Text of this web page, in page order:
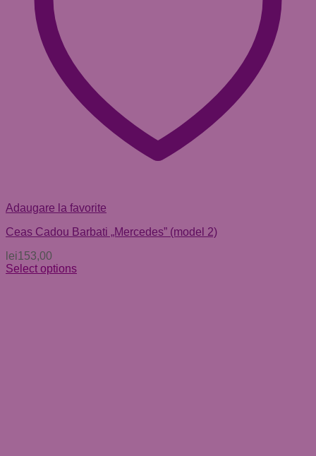
Adaugare la favorite
Ceas Cadou Barbati „Mercedes” (model 2)
lei153,00
Select options